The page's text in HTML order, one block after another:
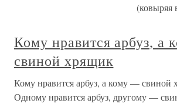
(ковыряя в
Кому нравится арбуз, а
свиной хрящик
Кому нравится арбуз, а кому — свиной
Одному нравится арбуз, другому —